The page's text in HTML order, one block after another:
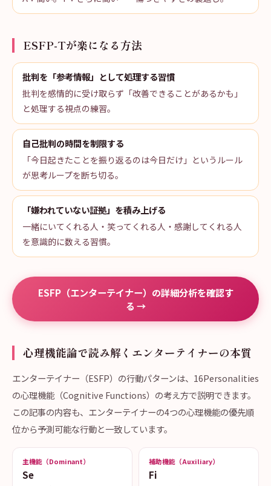
ESFP-Tが楽になる方法
批判を「参考情報」として処理する習慣
批判を感情的に受け取らず「改善できることがあるかも」
と処理する視点の練習。
自己批判の時間を制限する
「今日起きたことを振り返るのは今日だけ」というルール
が思考ループを断ち切る。
「嫌われていない証拠」を積み上げる
一緒にいてくれる人・笑ってくれる人・感謝してくれる人
を意識的に数える習慣。
ESFP（エンターテイナー）の詳細分析を確認す
る →
心理機能論で読み解くエンターテイナーの本質
エンターテイナー（ESFP）の行動パターンは、16Personalities
の心理機能（Cognitive Functions）の考え方で説明できます。
この記事の内容も、エンターテイナーの4つの心理機能の優先順
位から予測可能な行動と一致しています。
主機能（Dominant）
Se
補助機能（Auxiliary）
Fi